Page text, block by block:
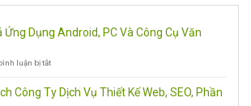
Ứng Dụng Android, PC Và Công Cụ Văn
luận bị tắt
Giá
Ứng
Công Ty Dịch Vụ Thiết Kế Web, SEO, Phần